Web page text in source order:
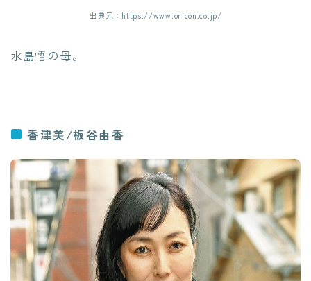
出典元：https://www.oricon.co.jp/
水島悟の母。
香津美/板谷由香